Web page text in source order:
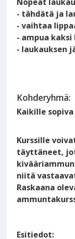
- tähdätä ja
- vaihtaa
- ampua
- laukauksen
Kohderyhmä:
Kaikille
Kurssille
täyttäneet,
niitä
Raskaana
Esitiedot: